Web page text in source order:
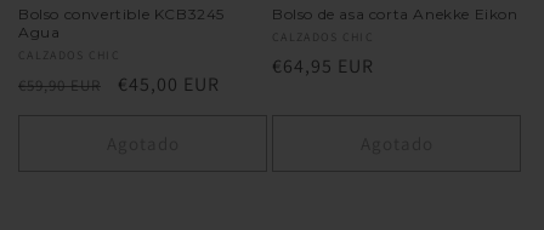
Bolso convertible KCB3245
Agua
Proveedor:
CALZADOS CHIC
Precio
€59,90 EUR
Precio
€45,00 EUR
Bolso de asa corta Anekke Eikon
Proveedor:
CALZADOS CHIC
Precio
€64,95 EUR